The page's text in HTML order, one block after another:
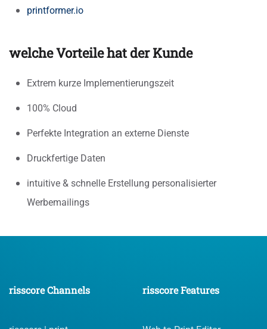
printformer.io
welche Vorteile hat der Kunde
Extrem kurze Implementierungszeit
100% Cloud
Perfekte Integration an externe Dienste
Druckfertige Daten
intuitive & schnelle Erstellung personalisierter
Werbemailings
risscore Channels risscore Features